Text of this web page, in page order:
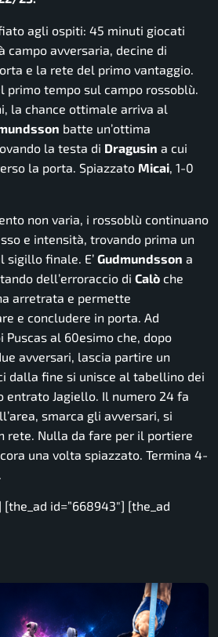
agli ospiti: 45 minuti giocati
avversaria, decine di
e la rete del primo vantaggio.
primo tempo sul campo rossoblù.
la chance ottimale arriva al
batte un’ottima
la testa di Dragusin a cui
la porta. Spiazzato Micai , 1-0
non varia, i rossoblù continuano
e intensità, trovando prima un
sigillo finale. E’ Gudmundsson a
dell’erroraccio di Calò che
arretrata e permette
e concludere in porta. Ad
Puscas al 60esimo che, dopo
avversari, lascia partire un
dalla fine si unisce al tabellino dei
entrato Jagiello. Il numero 24 fa
smarca gli avversari, si
rete. Nulla da fare per il portiere
una volta spiazzato. Termina 4-
[the_ad id=”668943″] [the_ad